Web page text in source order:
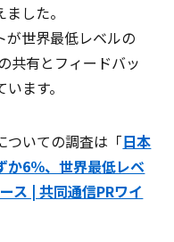
した。
が世界最低レベルの
共有とフィードバッ
ます。
ついての調査は「日本
か6％、世界最低レベ
ス | 共同通信PRワイ